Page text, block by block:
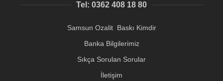
Tel: 0362 408 18 80
Samsun Ozalit Baskı Kimdir
Banka Bilgilerimiz
Sıkça Sorulan Sorular
İletişim